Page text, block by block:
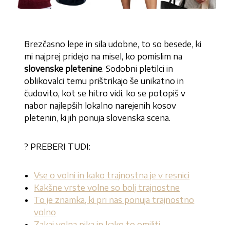
Brezčasno lepe in sila udobne, to so besede, ki
mi najprej pridejo na misel, ko pomislim na
slovenske pletenine. Sodobni pletilci in
oblikovalci temu prištrikajo še unikatno in
čudovito, kot se hitro vidi, ko se potopiš v
nabor najlepših lokalno narejenih kosov
pletenin, ki jih ponuja slovenska scena.
? PREBERI TUDI:
Vse o volni in kako trajnostna je v resnici
Kakšne vrste volne so bolj trajnostne
To je znamka, ki pri nas ponuja trajnostno
volno